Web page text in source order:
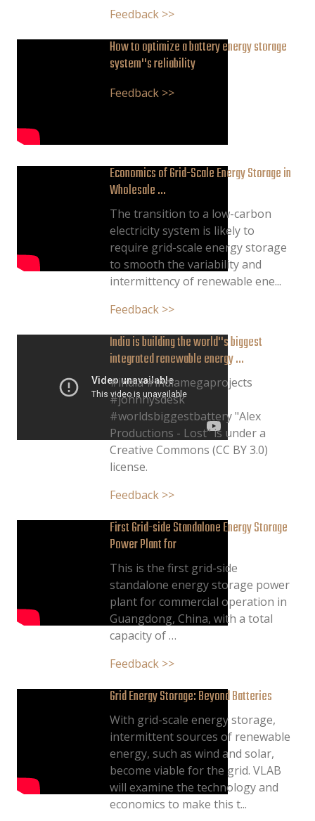
Feedback >>
How to optimize a battery energy storage
system''s reliability
Feedback >>
Economics of Grid-Scale Energy Storage in
Wholesale ...
The transition to a low-carbon
electricity system is likely to
require grid-scale energy storage
to smooth the variability and
intermittency of renewable ene...
Feedback >>
India is building the world''s biggest
integrated renewable energy ...
#india #indiamegaprojects
#johnnysdesk
#worldsbiggestbattery "Alex
Productions - Lost" is under a
Creative Commons (CC BY 3.0)
license.
Feedback >>
First Grid-side Standalone Energy Storage
Power Plant for
This is the first grid-side
standalone energy storage power
plant for commercial operation in
Guangdong, China, with a total
capacity of …
Feedback >>
Grid Energy Storage: Beyond Batteries
With grid-scale energy storage,
intermittent sources of renewable
energy, such as wind and solar,
become viable for the grid. VLAB
will examine the technology and
economics to make this t...